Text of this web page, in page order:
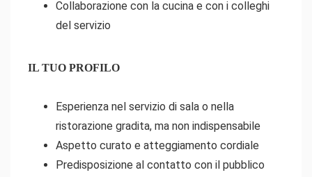
Collaborazione con la cucina e con i colleghi
del servizio
IL TUO PROFILO
Esperienza nel servizio di sala o nella
ristorazione gradita, ma non indispensabile
Aspetto curato e atteggiamento cordiale
Predisposizione al contatto con il pubblico